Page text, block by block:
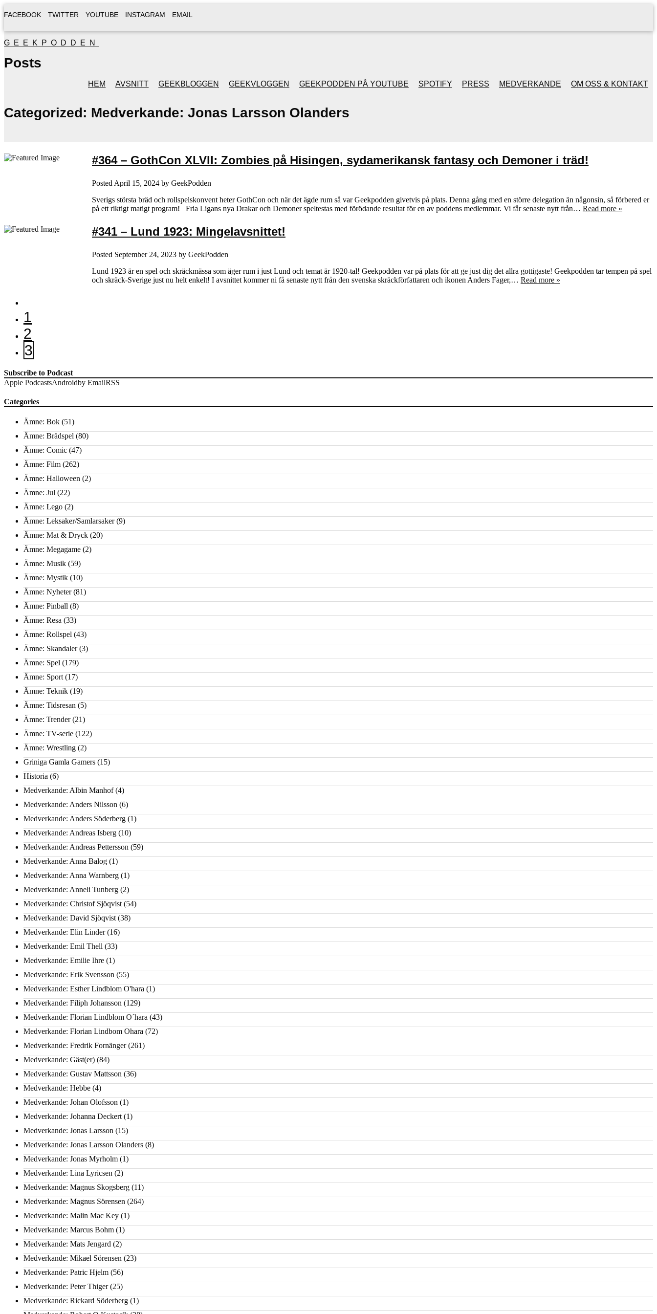
FACEBOOK TWITTER YOUTUBE INSTAGRAM EMAIL
GEEKPODDEN
HEM AVSNITT GEEKBLOGGEN GEEKVLOGGEN GEEKPODDEN PÅ YOUTUBE
GEEKPODDEN RETRO
& FILIPH
JULSPECIALER 2013
SPOTIFY PRESS MEDVERKANDE OM OSS & KONTAKT
Posts
Categorized: Medverkande: Jonas Larsson Olanders
#364 – GothCon XLVII: Zombies på Hisingen, sydamerikansk fantasy och Demoner i träd!
Posted April 15, 2024 by GeekPodden
Sverigs största bräd och rollspelskonvent heter GothCon och när det ägde rum så var Geekpodden givetvis på plats. Denna gång med en större delegation än någonsin, så förbered er
på ett riktigt matigt program! Fria Ligans nya Drakar och Demoner speltestas med förödande resultat för en av poddens medlemmar. Vi får senaste nytt från… Read more »
#341 – Lund 1923: Mingelavsnittet!
Posted September 24, 2023 by GeekPodden
Lund 1923 är en spel och skräckmässa som äger rum i just Lund och temat är 1920-tal! Geekpodden var på plats för att ge just dig det allra gottigaste! Geekpodden tar tempen på spel
och skräck-Sverige just nu helt enkelt! I avsnittet kommer ni få senaste nytt från den svenska skräckförfattaren och ikonen Anders Fager,… Read more »
1
2
3
Subscribe to Podcast
Apple PodcastsAndroidby EmailRSS
Categories
Ämne: Bok (51)
Ämne: Brädspel (80)
Ämne: Comic (47)
Ämne: Film (262)
Ämne: Halloween (2)
Ämne: Jul (22)
Ämne: Lego (2)
Ämne: Leksaker/Samlarsaker(9)
Ämne: Mat & Dryck (20)
Ämne: Megagame (2)
Ämne: Musik (59)
Ämne: Mystik (10)
Ämne: Nyheter(81)
Ämne: Pinball (8)
Ämne: Resa (33)
Ämne: Rollspel (43)
Ämne: Skandaler(3)
Ämne: Spel (179)
Ämne: Sport (17)
Ämne: Teknik (19)
Ämne: Tidsresan (5)
Ämne: Trender(21)
Ämne: TV-serie (122)
Ämne: Wrestling (2)
Griniga Gamla Gamers (15)
Historia (6)
Medverkande: Albin Manhof(4)
Medverkande: Anders Nilsson (6)
Medverkande: Anders Söderberg (1)
Medverkande: Andreas Isberg (10)
Medverkande: Andreas Pettersson (59)
Medverkande: Anna Balog (1)
Medverkande: Anna Warnberg (1)
Medverkande: Anneli Tunberg (2)
Medverkande: Christof Sjöqvist (54)
Medverkande: David Sjöqvist (38)
Medverkande: Elin Linder(16)
Medverkande: Emil Thell (33)
Medverkande: Emilie Ihre (1)
Medverkande: Erik Svensson (55)
Medverkande: Esther Lindblom O'hara (1)
Medverkande: Filiph Johansson (129)
Medverkande: Florian Lindblom O´hara (43)
Medverkande: Florian Lindbom Ohara (72)
Medverkande: Fredrik Fornänger(261)
Medverkande: Gäst(er) (84)
Medverkande: Gustav Mattsson (36)
Medverkande: Hebbe (4)
Medverkande: Johan Olofsson (1)
Medverkande: Johanna Deckert (1)
Medverkande: Jonas Larsson (15)
Medverkande: Jonas Larsson Olanders (8)
Medverkande: Jonas Myrholm (1)
Medverkande: Lina Lyricsen (2)
Medverkande: Magnus Skogsberg (11)
Medverkande: Magnus Sörensen (264)
Medverkande: Malin Mac Key (1)
Medverkande: Marcus Bohm (1)
Medverkande: Mats Jengard (2)
Medverkande: Mikael Sörensen (23)
Medverkande: Patric Hjelm (56)
Medverkande: Peter Thiger(25)
Medverkande: Rickard Söderberg (1)